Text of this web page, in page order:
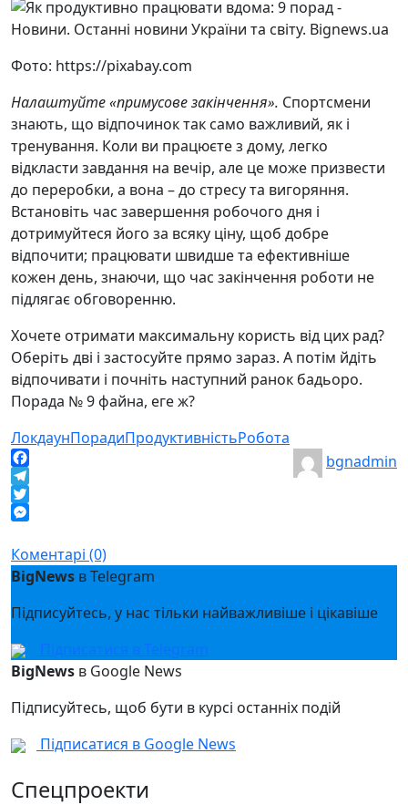
Фото: https://pixabay.com
Налаштуйте «примусове закінчення». Спортсмени
знають, що відпочинок так само важливий, як і
тренування. Коли ви працюєте з дому, легко
відкласти завдання на вечір, але це може призвести
до переробки, а вона – до стресу та вигоряння.
Встановіть час завершення робочого дня і
дотримуйтеся його за всяку ціну, щоб добре
відпочити; працювати швидше та ефективніше
кожен день, знаючи, що час закінчення роботи не
підлягає обговоренню.
Хочете отримати максимальну користь від цих рад?
Оберіть дві і застосуйте прямо зараз. А потім йдіть
відпочивати і почніть наступний ранок бадьоро.
Порада № 9 файна, еге ж?
ЛокдаунПорадиПродуктивністьРобота
Facebook
Telegram
Twitter
bgnadmin
Коментарі (0)
BigNews в Telegram
Підписуйтесь, у нас тільки найважливіше і цікавіше
Підписатися в Telegram
BigNews в Google News
Підписуйтесь, щоб бути в курсі останніх подій
Підписатися в Google News
Спецпроекти